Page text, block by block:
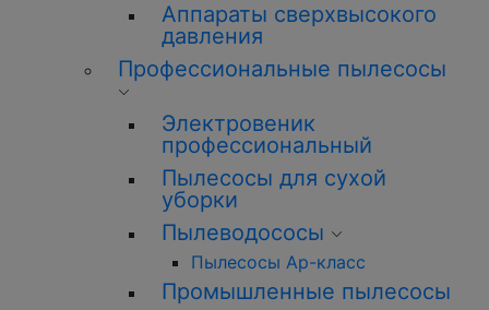
Аппараты сверхвысокого
давления
Профессиональные пылесосы
Электровеник
профессиональный
Пылесосы для сухой
уборки
Пылеводососы
Пылесосы Ар-класс
Промышленные пылесосы